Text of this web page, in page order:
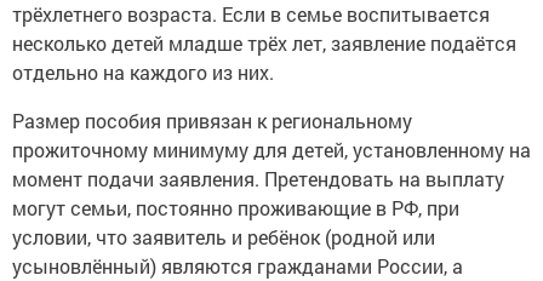
трёхлетнего возраста. Если в семье воспитывается
несколько детей младше трёх лет, заявление подаётся
отдельно на каждого из них.
Размер пособия привязан к региональному
прожиточному минимуму для детей, установленному на
момент подачи заявления. Претендовать на выплату
могут семьи, постоянно проживающие в РФ, при
условии, что заявитель и ребёнок (родной или
усыновлённый) являются гражданами России, а